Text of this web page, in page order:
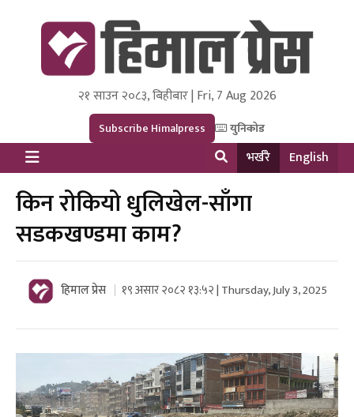
Himal Press
Dot NewsyNepal Media and Research Pvt Ltd.
२१ साउन २०८३, बिहीबार | Fri, 7 Aug 2026
Subscribe Himalpress युनिकोड
भर्खरै English
किन रोकियो धुलिखेल-साँगा
सडकखण्डमा काम?
हिमाल प्रेस १९ असार २०८२ १३:५२ | Thursday, July 3, 2025